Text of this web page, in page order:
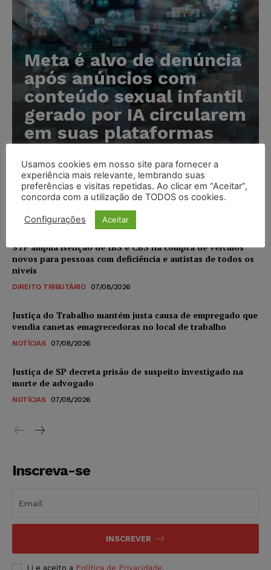
Meta é alvo de denúncia
após anúncios com
conteúdo sexual infantil
gerado por IA circularem
em suas plataformas
Advogado preso por suspeita de matar o filho tem
inscrição suspensa pela OAB-TO
NOTÍCIAS 07/08/2026
STF amplia isenção de IBS e CBS na compra de veículos
novos para pessoas com deficiência e autistas de todos os
níveis
DIREITO TRIBUTÁRIO 07/08/2026
Justiça do Trabalho mantém justa causa de empregado que
vendia canetas emagrecedoras no local de trabalho
NOTÍCIAS 07/08/2026
Justiça de SP decreta prisão de suspeito investigado na
morte de advogado
NOTÍCIAS 07/08/2026
Inscreva-se
INSCREVER
Li e aceito a Política de Privacidade.
Usamos cookies em nosso site para fornecer a
experiência mais relevante, lembrando suas
preferências e visitas repetidas. Ao clicar em “Aceitar”,
concorda com a utilização de TODOS os cookies.
Configurações Aceitar